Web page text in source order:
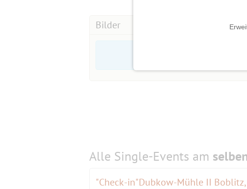
Event anerkannt und wirksam. Wer sich
Ausfallpauschale.
Bilder
Alle Single-Events am
"Check-in"Dubkow-Mühle II